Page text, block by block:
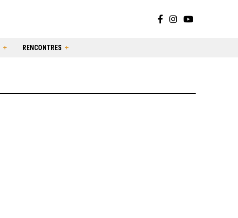
RENCONTRES